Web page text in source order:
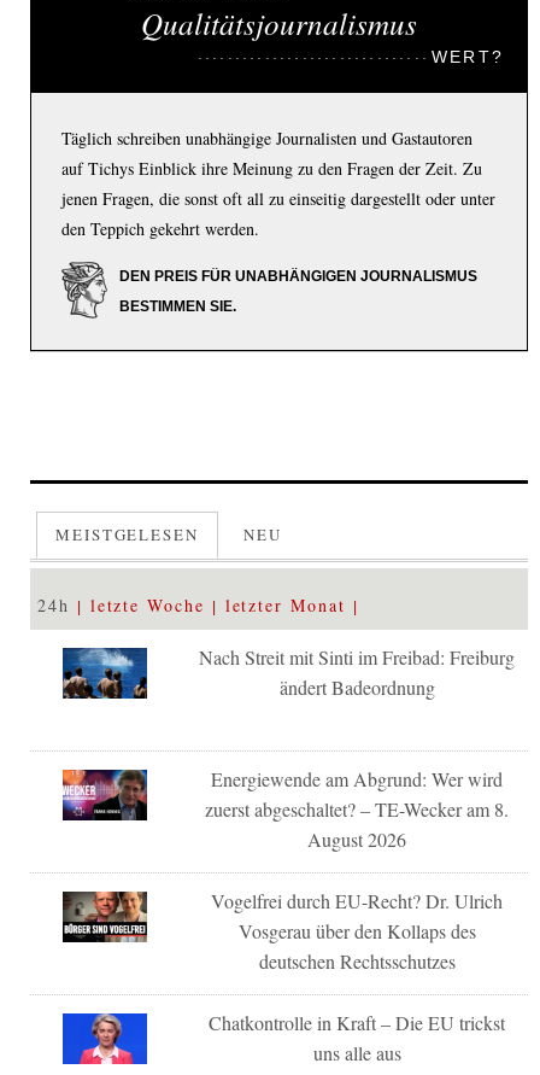
Qualitätsjournalismus
WERT?
Täglich schreiben unabhängige Journalisten und Gastautoren
auf Tichys Einblick ihre Meinung zu den Fragen der Zeit. Zu
jenen Fragen, die sonst oft all zu einseitig dargestellt oder unter
den Teppich gekehrt werden.
DEN PREIS FÜR UNABHÄNGIGEN JOURNALISMUS
BESTIMMEN SIE.
MEISTGELESEN NEU
24h letzte Woche letzter Monat
Nach Streit mit Sinti im Freibad: Freiburg
ändert Badeordnung
Energiewende am Abgrund: Wer wird
zuerst abgeschaltet? – TE-Wecker am 8.
August 2026
Vogelfrei durch EU-Recht? Dr. Ulrich
Vosgerau über den Kollaps des
deutschen Rechtsschutzes
Chatkontrolle in Kraft – Die EU trickst
uns alle aus